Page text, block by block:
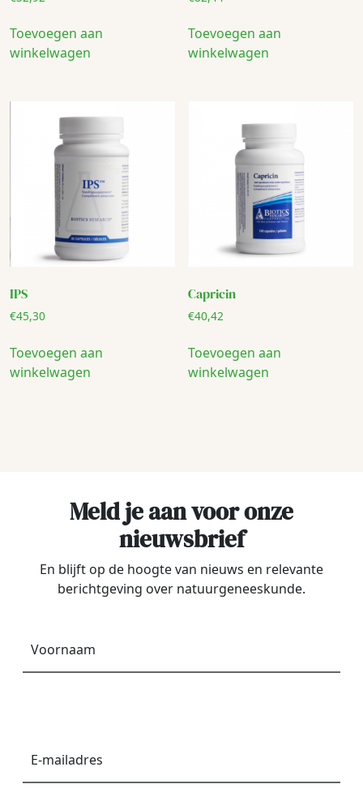
Toevoegen aan
winkelwagen
Toevoegen aan
winkelwagen
IPS
€45,30
Toevoegen aan
winkelwagen
Capricin
€40,42
Toevoegen aan
winkelwagen
Meld je aan voor onze
nieuwsbrief
En blijft op de hoogte van nieuws en relevante
berichtgeving over natuurgeneeskunde.